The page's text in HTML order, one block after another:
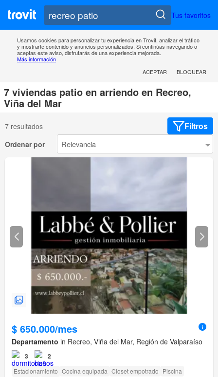
Tus favoritos
Usamos cookies para personalizar tu experiencia en Trovit, analizar el tráfico
y mostrarte contenido y anuncios personalizados. Si continúas navegando o
aceptas este aviso, disfrutarás de una experiencia mejorada.
Más información
ACEPTAR
BLOQUEAR
7 viviendas patio en arriendo en Recreo,
Viña del Mar
7 resultados Filtros
Ordenar por
$ 650.000/mes
Departamento in Recreo, Viña del Mar, Región de Valparaíso
3 2
Estacionamiento Cocina equipada Closet empotrado Piscina